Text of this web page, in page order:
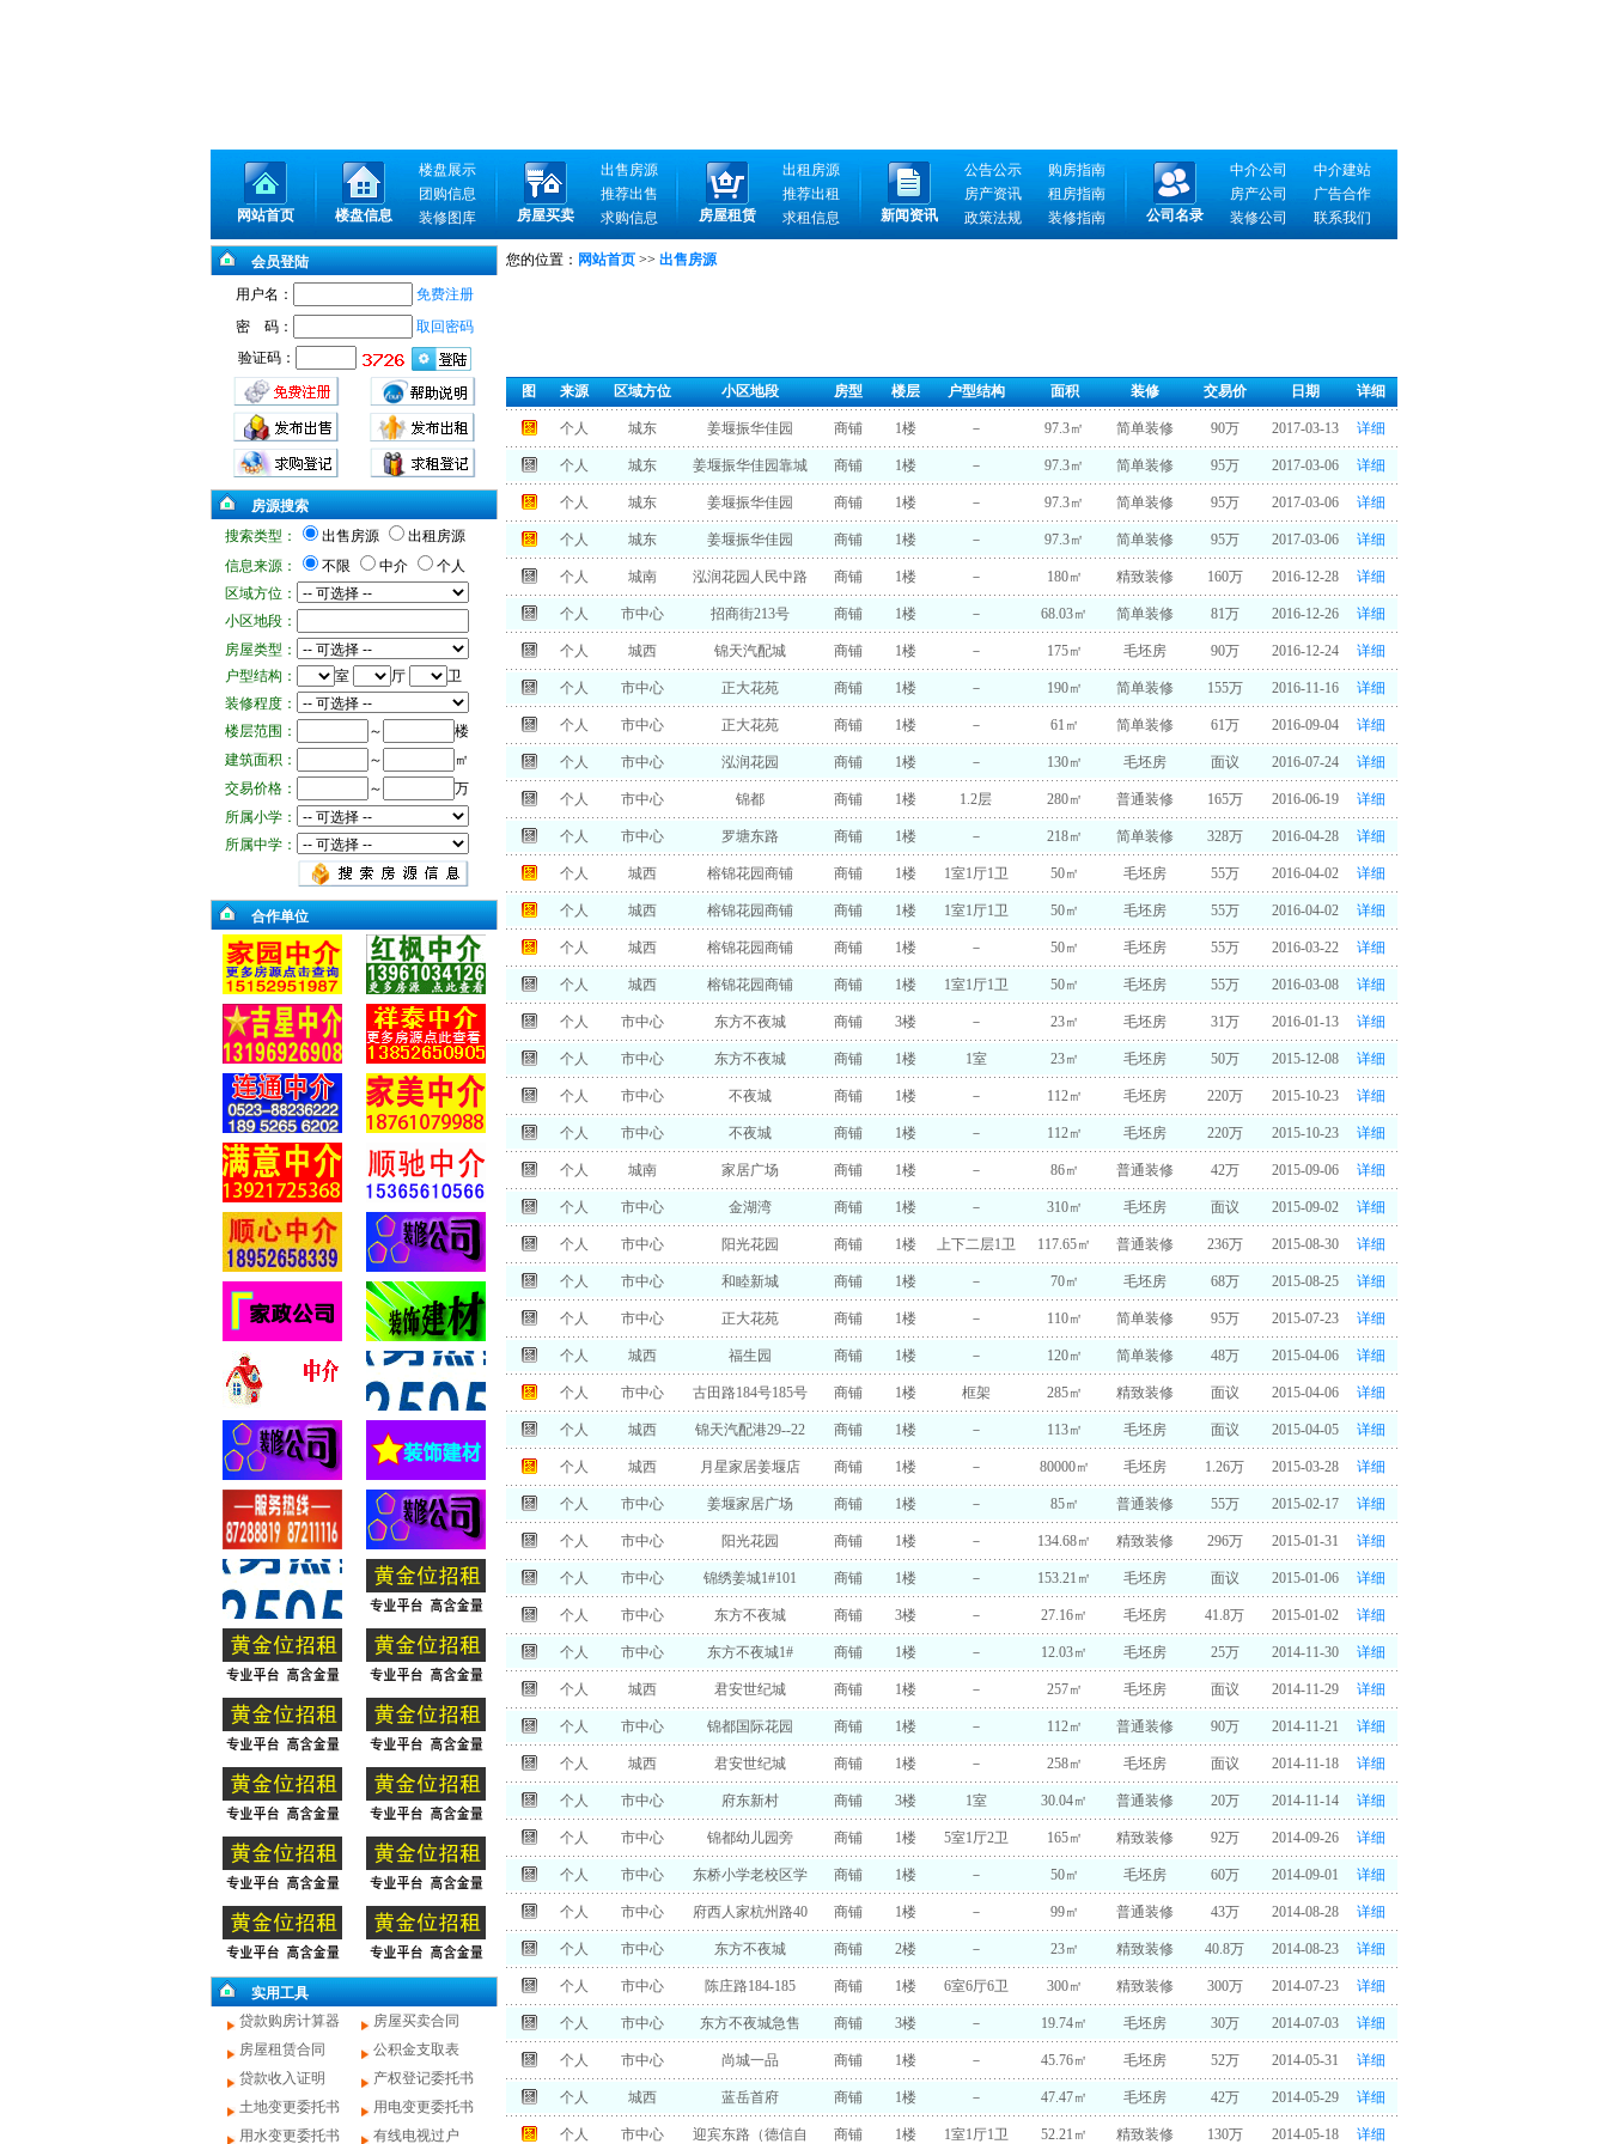
网站首页 楼盘信息
楼盘展示
房屋买卖
出售房源
房屋租赁
出租房源
新闻资讯
公告公示 购房指南
公司名录
中介公司
中介建站
团购信息
推荐出售 推荐出租 房产资讯 租房指南 房产公司
广告合作
装修图库
求购信息 求租信息 政策法规 装修指南 装修公司 联系我们
会员登陆
用户名：
免费注册
密 码：
取回密码
验证码：
房源搜索
搜索类型：
出售房源
出租房源
信息来源：
不限 中介
个人
区域方位：
小区地段：
房屋类型：
户型结构：
室 厅
卫
装修程度：
楼层范围：
～
楼
建筑面积：
～
㎡
交易价格：
～
万
所属小学：
所属中学：
合作单位
实用工具
贷款购房计算器
房屋买卖合同
房屋租赁合同
公积金支取表
贷款收入证明
产权登记委托书
土地变更委托书
用电变更委托书
用水变更委托书
有线电视过户
您的位置： 网站首页 >> 出售房源
图 来源 区域方位 小区地段 房型 楼层 户型结构 面积 装修 交易价 日期 详细
个人 城东 姜堰振华佳园 商铺 1楼 － 97.3㎡ 简单装修 90万 2017-03-13 详细
个人 城东 姜堰振华佳园靠城 商铺 1楼 － 97.3㎡ 简单装修 95万 2017-03-06 详细
个人 城东 姜堰振华佳园 商铺 1楼 － 97.3㎡ 简单装修 95万 2017-03-06 详细
个人 城东 姜堰振华佳园 商铺 1楼 － 97.3㎡ 简单装修 95万 2017-03-06 详细
个人 城南 泓润花园人民中路 商铺 1楼 － 180㎡ 精致装修 160万 2016-12-28 详细
个人 市中心 招商街213号 商铺 1楼 － 68.03㎡ 简单装修 81万 2016-12-26 详细
个人 城西 锦天汽配城 商铺 1楼 － 175㎡ 毛坯房 90万 2016-12-24 详细
个人 市中心 正大花苑 商铺 1楼 － 190㎡ 简单装修 155万 2016-11-16 详细
个人 市中心 正大花苑 商铺 1楼 － 61㎡ 简单装修 61万 2016-09-04 详细
个人 市中心 泓润花园 商铺 1楼 － 130㎡ 毛坯房 面议 2016-07-24 详细
个人 市中心 锦都 商铺 1楼 1.2层 280㎡ 普通装修 165万 2016-06-19 详细
个人 市中心 罗塘东路 商铺 1楼 － 218㎡ 简单装修 328万 2016-04-28 详细
个人 城西 榕锦花园商铺 商铺 1楼 1室1厅1卫 50㎡ 毛坯房 55万 2016-04-02 详细
个人 城西 榕锦花园商铺 商铺 1楼 1室1厅1卫 50㎡ 毛坯房 55万 2016-04-02 详细
个人 城西 榕锦花园商铺 商铺 1楼 － 50㎡ 毛坯房 55万 2016-03-22 详细
个人 城西 榕锦花园商铺 商铺 1楼 1室1厅1卫 50㎡ 毛坯房 55万 2016-03-08 详细
个人 市中心 东方不夜城 商铺 3楼 － 23㎡ 毛坯房 31万 2016-01-13 详细
个人 市中心 东方不夜城 商铺 1楼 1室 23㎡ 毛坯房 50万 2015-12-08 详细
个人 市中心 不夜城 商铺 1楼 － 112㎡ 毛坯房 220万 2015-10-23 详细
个人 市中心 不夜城 商铺 1楼 － 112㎡ 毛坯房 220万 2015-10-23 详细
个人 城南 家居广场 商铺 1楼 － 86㎡ 普通装修 42万 2015-09-06 详细
个人 市中心 金湖湾 商铺 1楼 － 310㎡ 毛坯房 面议 2015-09-02 详细
个人 市中心 阳光花园 商铺 1楼 上下二层1卫 117.65㎡ 普通装修 236万 2015-08-30 详细
个人 市中心 和睦新城 商铺 1楼 － 70㎡ 毛坯房 68万 2015-08-25 详细
个人 市中心 正大花苑 商铺 1楼 － 110㎡ 简单装修 95万 2015-07-23 详细
个人 城西 福生园 商铺 1楼 － 120㎡ 简单装修 48万 2015-04-06 详细
个人 市中心 古田路184号185号 商铺 1楼 框架 285㎡ 精致装修 面议 2015-04-06 详细
个人 城西 锦天汽配港29--22 商铺 1楼 － 113㎡ 毛坯房 面议 2015-04-05 详细
个人 城西 月星家居姜堰店 商铺 1楼 － 80000㎡ 毛坯房 1.26万 2015-03-28 详细
个人 市中心 姜堰家居广场 商铺 1楼 － 85㎡ 普通装修 55万 2015-02-17 详细
个人 市中心 阳光花园 商铺 1楼 － 134.68㎡ 精致装修 296万 2015-01-31 详细
个人 市中心 锦绣姜城1#101 商铺 1楼 － 153.21㎡ 毛坯房 面议 2015-01-06 详细
个人 市中心 东方不夜城 商铺 3楼 － 27.16㎡ 毛坯房 41.8万 2015-01-02 详细
个人 市中心 东方不夜城1# 商铺 1楼 － 12.03㎡ 毛坯房 25万 2014-11-30 详细
个人 城西 君安世纪城 商铺 1楼 － 257㎡ 毛坯房 面议 2014-11-29 详细
个人 市中心 锦都国际花园 商铺 1楼 － 112㎡ 普通装修 90万 2014-11-21 详细
个人 城西 君安世纪城 商铺 1楼 － 258㎡ 毛坯房 面议 2014-11-18 详细
个人 市中心 府东新村 商铺 3楼 1室 30.04㎡ 普通装修 20万 2014-11-14 详细
个人 市中心 锦都幼儿园旁 商铺 1楼 5室1厅2卫 165㎡ 精致装修 92万 2014-09-26 详细
个人 市中心 东桥小学老校区学 商铺 1楼 － 50㎡ 毛坯房 60万 2014-09-01 详细
个人 市中心 府西人家杭州路40 商铺 1楼 － 99㎡ 普通装修 43万 2014-08-28 详细
个人 市中心 东方不夜城 商铺 2楼 － 23㎡ 精致装修 40.8万 2014-08-23 详细
个人 市中心 陈庄路184-185 商铺 1楼 6室6厅6卫 300㎡ 精致装修 300万 2014-07-23 详细
个人 市中心 东方不夜城急售 商铺 3楼 － 19.74㎡ 毛坯房 30万 2014-07-03 详细
个人 市中心 尚城一品 商铺 1楼 － 45.76㎡ 毛坯房 52万 2014-05-31 详细
个人 城西 蓝岳首府 商铺 1楼 － 47.47㎡ 毛坯房 42万 2014-05-29 详细
个人 市中心 迎宾东路（德信自 商铺 1楼 1室1厅1卫 52.21㎡ 精致装修 130万 2014-05-18 详细